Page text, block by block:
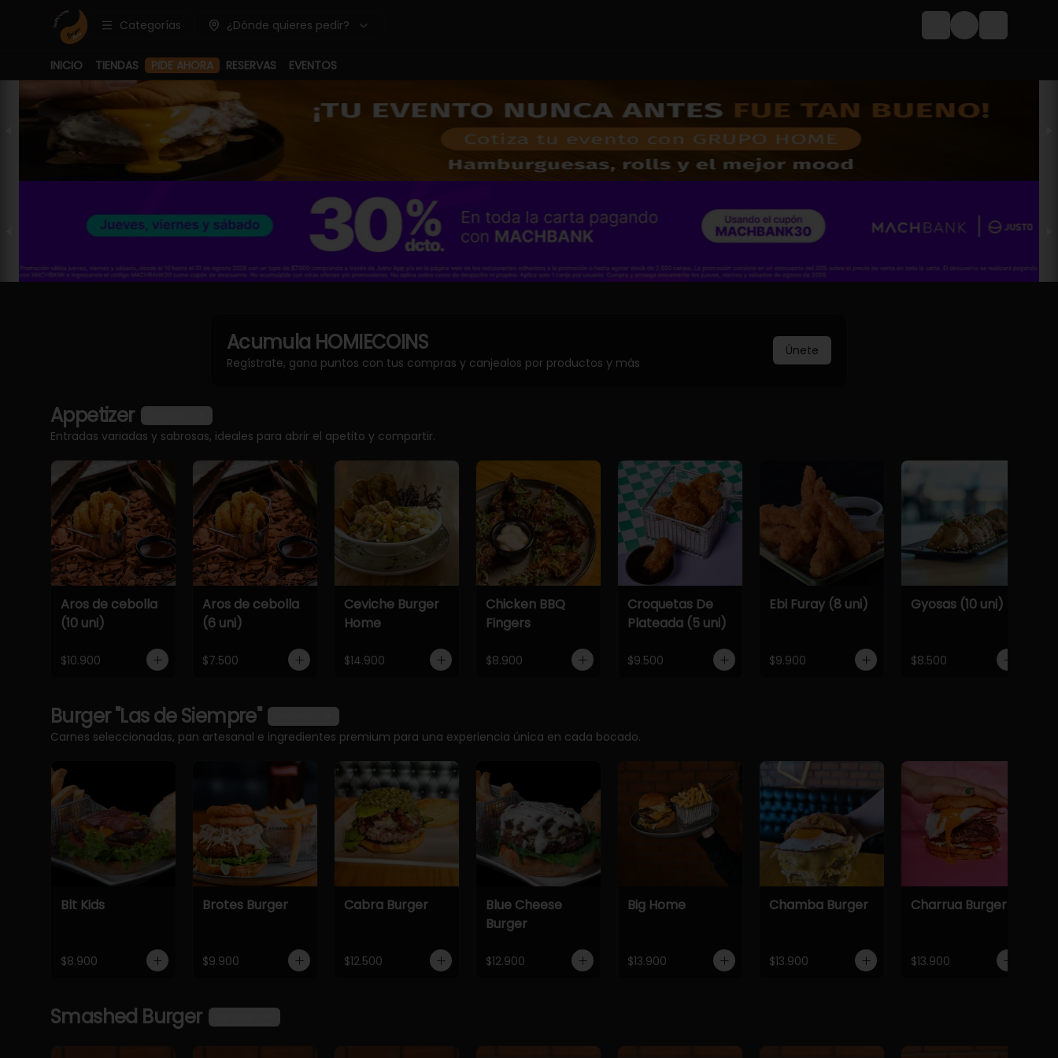
Categorías ¿Dónde quieres pedir? Login
INICIO TIENDAS PIDE AHORA RESERVAS EVENTOS
Acumula HOMIECOINS
Regístrate, gana puntos con tus compras y canjealos por productos y más
Únete
Appetizer
Entradas variadas y sabrosas, ideales para abrir el apetito y compartir.
Aros de cebolla
(10 uni)
$10.900
Aros de cebolla
(6 uni)
$7.500
Ceviche Burger
Home
$14.900
Chicken BBQ
Fingers
$8.900
Croquetas De
Plateada (5 uni)
$9.500
Ebi Furay (8 uni)
$9.900
Gyosas (10 uni)
$8.500
Burger "Las de Siempre"
Carnes seleccionadas, pan artesanal e ingredientes premium para una experiencia única en cada bocado.
Blt Kids
$8.900
Brotes Burger
$9.900
Cabra Burger
$12.500
Blue Cheese
Burger
$12.900
Big Home
$13.900
Chamba Burger
$13.900
Charrua Burger
$13.900
Smashed Burger